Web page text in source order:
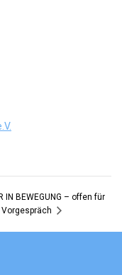
IN BEWEGUNG – offen für